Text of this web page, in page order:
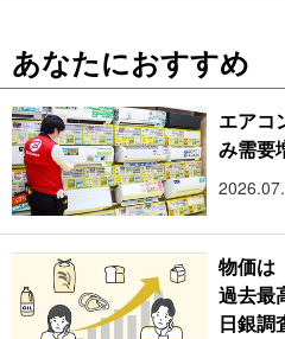
あなたにおすすめ
エアコ
み需要
物価は
過去最
日銀調